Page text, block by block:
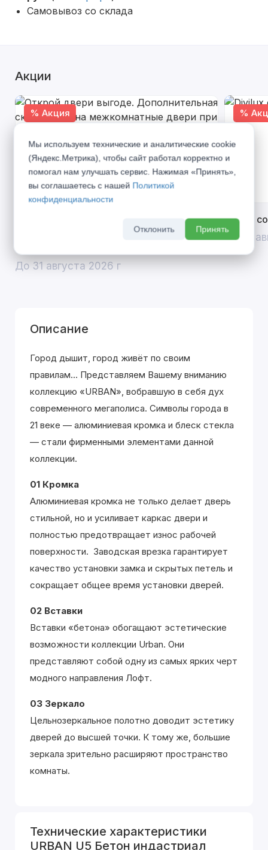
Самовывоз со склада
Акции
% Акция
Открой двери выгоде. Дополнительная
скидка 10% на межкомнатные двери при
покупке входной двери
До 31 августа 2026 г
%
Divilux
До 31
Описание
Город дышит, город живёт по своим
правилам... Представляем Вашему вниманию
коллекцию «URBAN», вобравшую в себя дух
современного мегаполиса. Символы города в
21 веке — алюминиевая кромка и блеск стекла
— стали фирменными элементами данной
коллекции.
01 Кромка
Алюминиевая кромка не только делает дверь
стильной, но и усиливает каркас двери и
полностью предотвращает износ рабочей
поверхности. Заводская врезка гарантирует
качество установки замка и скрытых петель и
сокращает общее время установки дверей.
02 Вставки
Вставки «бетона» обогащают эстетические
возможности коллекции Urban. Они
представляют собой одну из самых ярких черт
модного направления Лофт.
03 Зеркало
Цельнозеркальное полотно доводит эстетику
дверей до высшей точки. К тому же, большие
зеркала зрительно расширяют пространство
комнаты.
Технические характеристики
URBAN U5 Бетон индастриал
Мы используем технические и аналитические cookie
(Яндекс.Метрика), чтобы сайт работал корректно и
помогал нам улучшать сервис. Нажимая «Принять»,
вы соглашаетесь с нашей Политикой
конфиденциальности
Отклонить Принять